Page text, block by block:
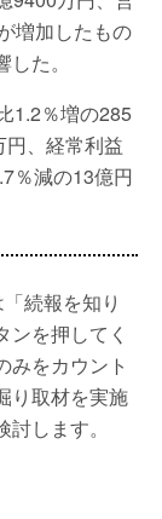
増加したもの
た。
1.2％増の285
、経常利益
％減の13億円
続報を知り
を押してく
みをカウント
り取材を実施
します。